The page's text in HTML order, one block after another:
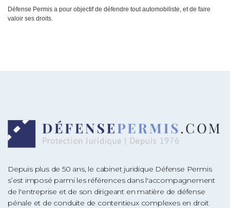
Défense Permis a pour objectif de défendre tout automobiliste, et de faire
valoir ses droits.
Depuis plus de 50 ans, le cabinet juridique Défense Permis
s’est imposé parmi les références dans l'accompagnement
de l'entreprise et de son dirigeant en matière de défense
pénale et de conduite de contentieux complexes en droit